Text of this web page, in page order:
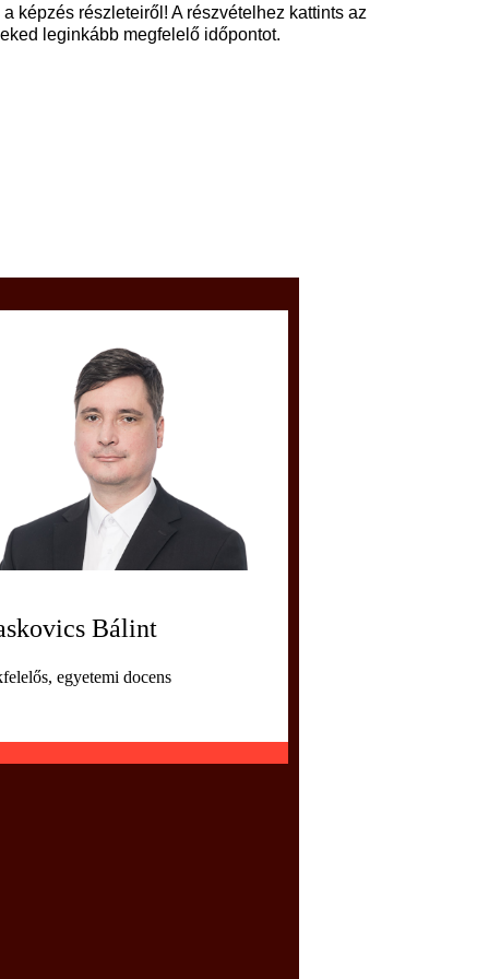
képzés részleteiről! A részvételhez kattints az
leginkább megfelelő időpontot.
Bálint
egyetemi docens